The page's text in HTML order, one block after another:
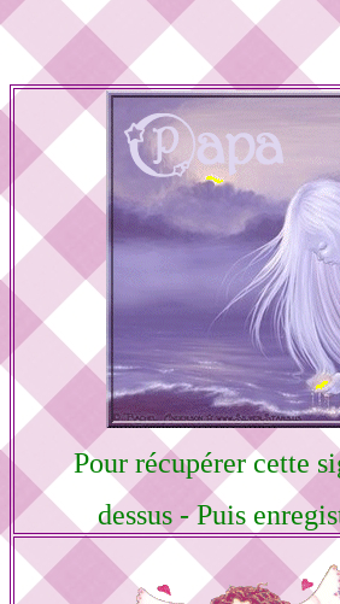
Pour récupérer cette
dessus - Puis